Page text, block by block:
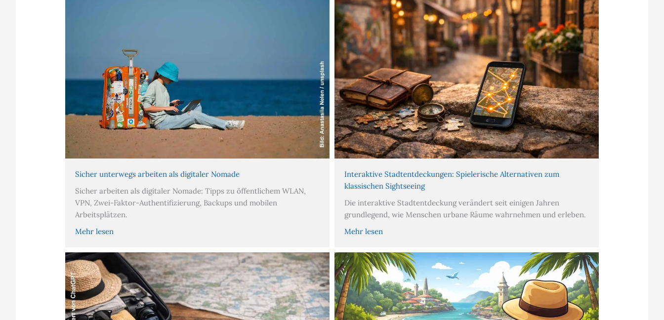
Sicher unterwegs arbeiten als digitaler Nomade
Sicher arbeiten als digitaler Nomade: Tipps zu öffentlichem WLAN,
VPN, Zwei-Faktor-Authentifizierung, Backups und mobilen
Arbeitsplätzen.
Mehr lesen
Interaktive Stadtentdeckungen: Spielerische Alternativen zum
klassischen Sightseeing
Die interaktive Stadtentdeckung verändert seit einigen Jahren
grundlegend, wie Menschen urbane Räume wahrnehmen und erleben.
Mehr lesen